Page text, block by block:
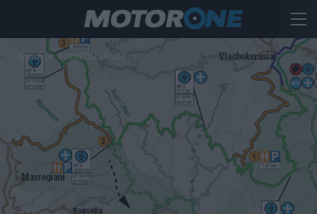
Αρχική ACROPOLIS RALLY